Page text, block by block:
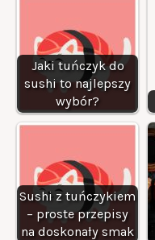
Jaki tuńczyk do
sushi to najlepszy
wybór?
Sushi z tuńczykiem
– proste przepisy
na doskonały smak